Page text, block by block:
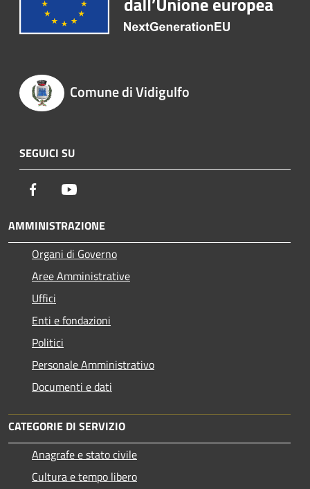
Comune di Vidigulfo
SEGUICI SU
Facebook
AMMINISTRAZIONE
Organi di Governo
Aree Amministrative
Uffici
Enti e fondazioni
Politici
Personale Amministrativo
Documenti e dati
CATEGORIE DI SERVIZIO
Anagrafe e stato civile
Cultura e tempo libero